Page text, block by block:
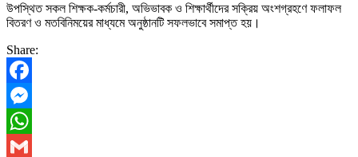
উপস্থিত সকল শিক্ষক-কর্মচারী, অভিভাবক ও শিক্ষার্থীদের সক্রিয় অংশগ্রহণে ফলাফল
বিতরণ ও মতবিনিময়ের মাধ্যমে অনুষ্ঠানটি সফলভাবে সমাপ্ত হয়।
Share:
Facebook
Messenger
WhatsApp